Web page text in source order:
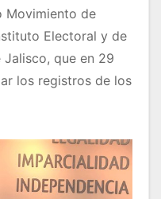
Movimiento de
Electoral y de
que en 29
los registros de los